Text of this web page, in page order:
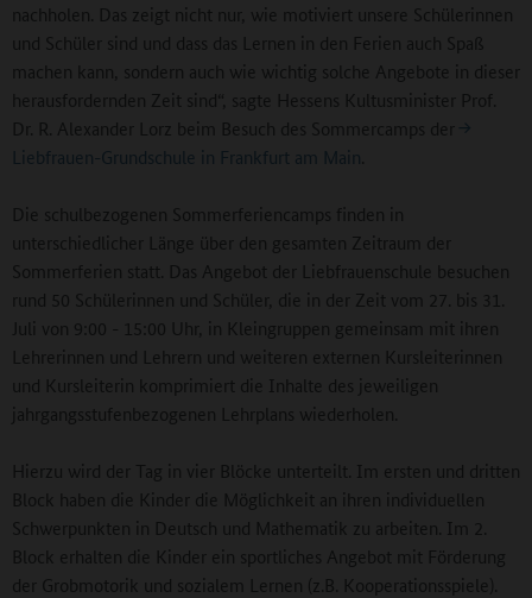
nachholen. Das zeigt nicht nur, wie motiviert unsere Schülerinnen
und Schüler sind und dass das Lernen in den Ferien auch Spaß
machen kann, sondern auch wie wichtig solche Angebote in dieser
herausfordernden Zeit sind“, sagte Hessens Kultusminister Prof.
Dr. R. Alexander Lorz beim Besuch des Sommercamps der
Liebfrauen-Grundschule in Frankfurt am Main
Die schulbezogenen Sommerferiencamps finden in
unterschiedlicher Länge über den gesamten Zeitraum der
Sommerferien statt. Das Angebot der Liebfrauenschule besuchen
rund 50 Schülerinnen und Schüler, die in der Zeit vom 27. bis 31.
Juli von 9:00 - 15:00 Uhr, in Kleingruppen gemeinsam mit ihren
Lehrerinnen und Lehrern und weiteren externen Kursleiterinnen
und Kursleiterin komprimiert die Inhalte des jeweiligen
jahrgangsstufenbezogenen Lehrplans wiederholen.
Hierzu wird der Tag in vier Blöcke unterteilt. Im ersten und dritten
Block haben die Kinder die Möglichkeit an ihren individuellen
Schwerpunkten in Deutsch und Mathematik zu arbeiten. Im 2.
Block erhalten die Kinder ein sportliches Angebot mit Förderung
der Grobmotorik und sozialem Lernen (z.B. Kooperationsspiele).